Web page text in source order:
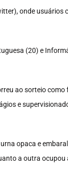
onde usuários
(20) e
ao sorteio
e
opaca e
a outra ocupou